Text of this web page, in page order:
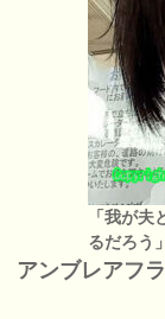
「我が
るだろう」
アンブレアフ